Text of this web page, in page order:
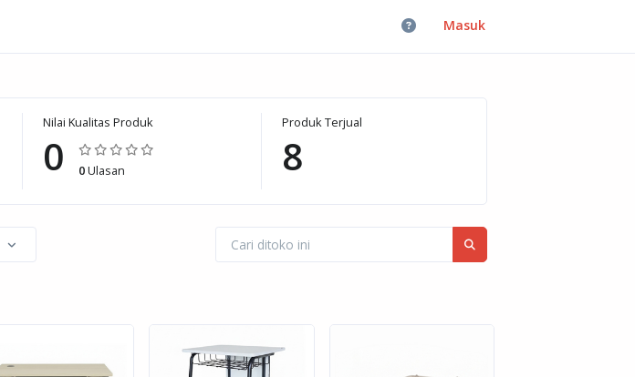
Masuk
Nilai Kualitas Produk
0 0Ulasan
Produk Terjual
8